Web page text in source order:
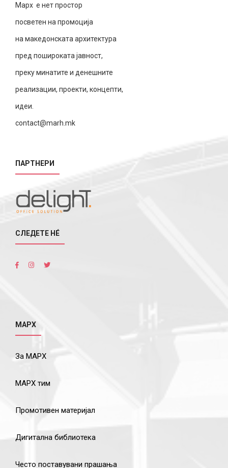
Марх е нет простор
посветен на промоција
на македонската архитектура
пред пошироката јавност,
преку минатите и денешните
реализации, проекти, концепти,
идеи.
contact@marh.mk
ПАРТНЕРИ
СЛЕДЕТЕ НÉ
МАРХ
За МАРХ
МАРХ тим
Промотивен материјал
Дигитална библиотека
Често поставувани прашања